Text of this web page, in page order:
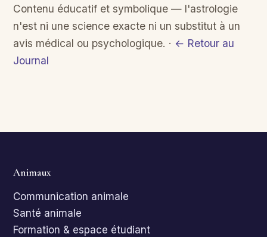
Contenu éducatif et symbolique — l'astrologie
n'est ni une science exacte ni un substitut à un
avis médical ou psychologique. · ← Retour au
Journal
Animaux
Communication animale
Santé animale
Formation & espace étudiant